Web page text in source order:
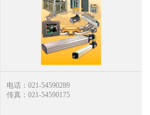
电话：021-54590289
传真：021-54590175